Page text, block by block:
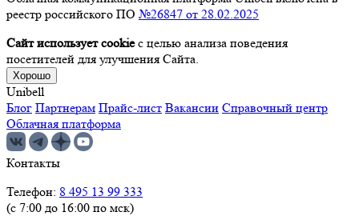
реестр российского ПО №26847 от 28.02.2025
Сайт использует cookieс целью анализа поведения
посетителей для улучшения Сайта.
Хорошо
Unibell
Блог Партнерам Прайс-лист Вакансии Справочный центр
Облачная платформа
Контакты
Телефон: 8 495 13 99 333
(с 7:00 до 16:00 по мск)